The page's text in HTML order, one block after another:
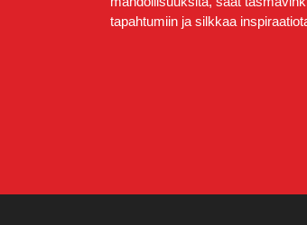
tapahtumiin ja silkkaa